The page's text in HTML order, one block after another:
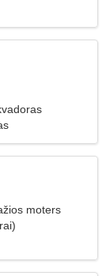
moters